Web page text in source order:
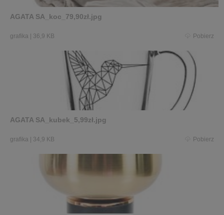
AGATA SA_koc_79,90zł.jpg
grafika | 36,9 KB Pobierz
AGATA SA_kubek_5,99zł.jpg
grafika | 34,9 KB Pobierz